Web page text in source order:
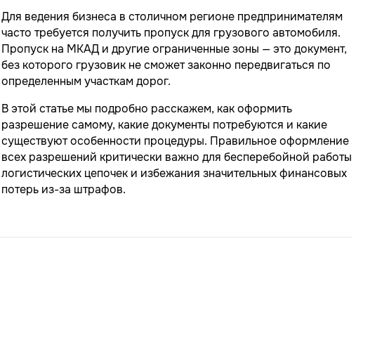
Для ведения бизнеса в столичном регионе предпринимателям
часто требуется получить пропуск для грузового автомобиля.
Пропуск на МКАД и другие ограниченные зоны — это документ,
без которого грузовик не сможет законно передвигаться по
определенным участкам дорог.
В этой статье мы подробно расскажем, как оформить
разрешение самому, какие документы потребуются и какие
существуют особенности процедуры. Правильное оформление
всех разрешений критически важно для бесперебойной работы
логистических цепочек и избежания значительных финансовых
потерь из-за штрафов.